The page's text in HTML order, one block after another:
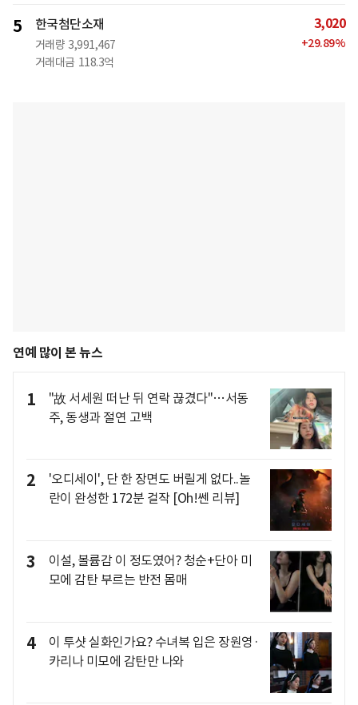
5 한국첨단소재
거래량 3,991,467
거래대금 118.3억
3,020
+29.89%
연예 많이 본 뉴스
1
"故 서세원 떠난 뒤 연락 끊겼다"…서동
주, 동생과 절연 고백
2
'오디세이', 단 한 장면도 버릴게 없다..놀
란이 완성한 172분 걸작 [Oh!쎈 리뷰]
3
이설, 볼륨감 이 정도였어? 청순+단아 미
모에 감탄 부르는 반전 몸매
4
이 투샷 실화인가요? 수녀복 입은 장원영·
카리나 미모에 감탄만 나와